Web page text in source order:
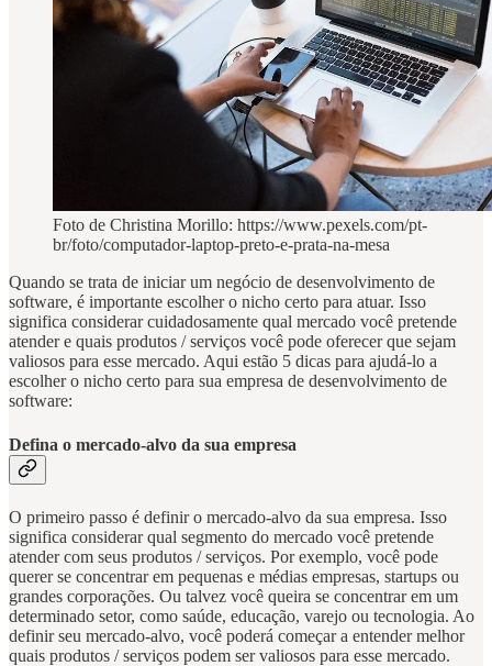
Foto de Christina Morillo: https://www.pexels.com/pt-
br/foto/computador-laptop-preto-e-prata-na-mesa
Quando se trata de iniciar um negócio de desenvolvimento de
software, é importante escolher o nicho certo para atuar. Isso
significa considerar cuidadosamente qual mercado você pretende
atender e quais produtos / serviços você pode oferecer que sejam
valiosos para esse mercado. Aqui estão 5 dicas para ajudá-lo a
escolher o nicho certo para sua empresa de desenvolvimento de
software:
Defina o mercado-alvo da sua empresa
O primeiro passo é definir o mercado-alvo da sua empresa. Isso
significa considerar qual segmento do mercado você pretende
atender com seus produtos / serviços. Por exemplo, você pode
querer se concentrar em pequenas e médias empresas, startups ou
grandes corporações. Ou talvez você queira se concentrar em um
determinado setor, como saúde, educação, varejo ou tecnologia. Ao
definir seu mercado-alvo, você poderá começar a entender melhor
quais produtos / serviços podem ser valiosos para esse mercado.